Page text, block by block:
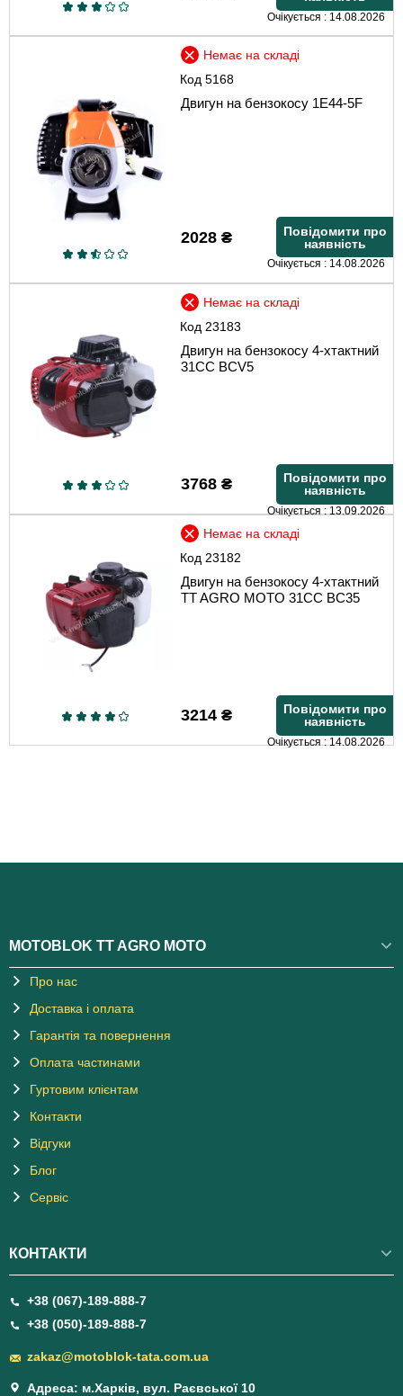
Очікується : 14.08.2026
Код5168
Немає на складі
Двигун на бензокосу 1E44-5F
2028₴
Повідомити про
наявність
Очікується : 14.08.2026
Код 23183
Немає на складі
Двигун на бензокосу 4-хтактний
31СС BCV5
3768₴
Повідомити про
наявність
Очікується : 13.09.2026
Код 23182
Немає на складі
Двигун на бензокосу 4-хтактний
TT AGRO MOTO 31СС BC35
3214₴
Повідомити про
наявність
Очікується : 14.08.2026
MOTOBLOK TT AGRO MOTO
Про нас
Доставка і оплата
Гарантія та повернення
Оплата частинами
Гуртовим клієнтам
Контакти
Відгуки
Блог
Сервіс
КОНТАКТИ
+38 (067)-189-888-7
+38 (050)-189-888-7
zakaz@motoblok-tata.com.ua
Адреса: м.Харків, вул. Раєвської 10